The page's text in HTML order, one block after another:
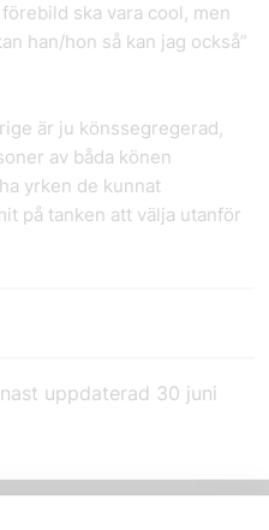
ska vara cool, men
han/hon så kan jag också”
är ju könssegregerad,
av båda könen
yrken de kunnat
på tanken att välja utanför
uppdaterad 30 juni